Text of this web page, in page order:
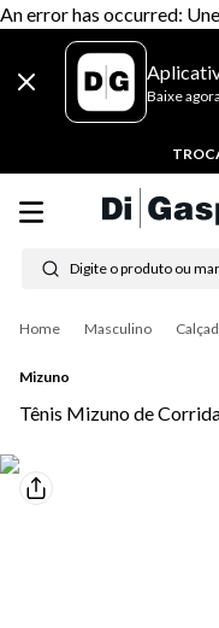
An error has occurred:
Baixe agora
Digite o produto ou
Masculino
Mizuno
Tênis Mizuno de
Termos mais buscados
1º tênis feminino
4º tênis masculino